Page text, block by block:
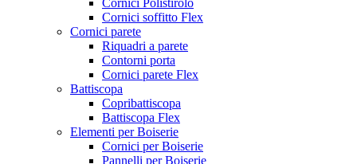
Cornici Polistirolo
Cornici soffitto Flex
Cornici parete
Riquadri a parete
Contorni porta
Cornici parete Flex
Battiscopa
Copribattiscopa
Battiscopa Flex
Elementi per Boiserie
Cornici per Boiserie
Pannelli per Boiserie